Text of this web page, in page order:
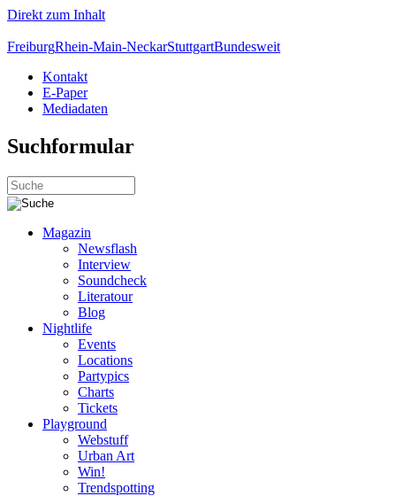
Direkt zum Inhalt
FreiburgRhein-Main-NeckarStuttgartBundesweit
Kontakt
E-Paper
Mediadaten
Suchformular
Magazin
Newsflash
Interview
Soundcheck
Literatour
Blog
Nightlife
Events
Locations
Partypics
Charts
Tickets
Playground
Webstuff
Urban Art
Win!
Trendspotting